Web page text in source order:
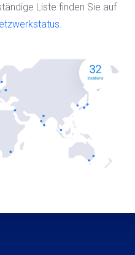
Liste finden Sie auf